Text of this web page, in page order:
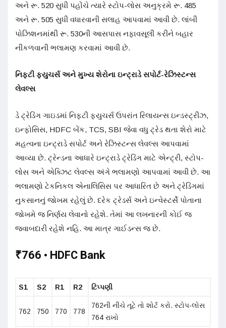
અને રૂ. 520 સુધી પહોંચે ત્યારે સ્ટોપ-લોસ અનુક્રમે રૂ. 485
અને રૂ. 505 સુધી વધારવાની સલાહ આપવામાં આવી છે. લાંબી
પોઝિશનમાંથી રૂ. 530ની આસપાસ નફાવસૂલી કરીને બહાર
નીકળવાની ભલામણ કરવામાં આવી છે.
નિફ્ટી ફ્યુચર્સ અને મુખ્ય શેરોના ઇન્ટ્રાડે સપોર્ટ-રેઝિસ્ટન્સ
લેવલ્સ
ડે ટ્રેડિંગ ગાઇડમાં નિફ્ટી ફ્યુચર્સ ઉપરાંત રિલાયન્સ ઇન્ડસ્ટ્રીઝ,
ઇન્ફોસિસ, HDFC બેંક, TCS, SBI જેવા વધુ ટ્રેડ થતા શેરો માટે
મહત્વના ઇન્ટ્રાડે સપોર્ટ અને રેઝિસ્ટન્સ લેવલ્સ આપવામાં
આવ્યા છે. ટ્રેન્ડના આધારે ઇન્ટ્રાડે ટ્રેડિંગ માટે એન્ટ્રી, સ્ટોપ-
લોસ અને એક્ઝિટ લેવલ્સ અંગે ભલામણો આપવામાં આવી છે. આ
ભલામણો ટેકનિકલ એનાલિસિસ પર આધારિત છે અને ટ્રેડિંગમાં
નુકસાનનું જોખમ રહેલું છે. દરેક ટ્રેડર્સ અને ઇન્વેસ્ટર્સે પોતાના
જોખમે જ નિર્ણય લેવાનો રહેશે. તેમાં આ લખનારની કોઈ જ
જવાબદારી રહેશે નહિ. આ માત્ર ગાઈડન્સ જ છે.
₹766 • HDFC Bank
S1 S2 R1 R2 ટિપ્પણી
762 750 770 778
762ની નીચે તૂટે તો શોર્ટ કરો. સ્ટોપ-લોસ
764 રાખો